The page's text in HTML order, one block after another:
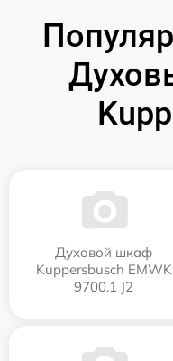
Духовой шкаф
Kuppersbusch EMWK
9700.1 J2